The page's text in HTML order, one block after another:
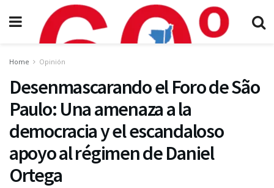
Home Opinión
Desenmascarando el Foro de São
Paulo: Una amenaza a la
democracia y el escandaloso
apoyo al régimen de Daniel
Ortega